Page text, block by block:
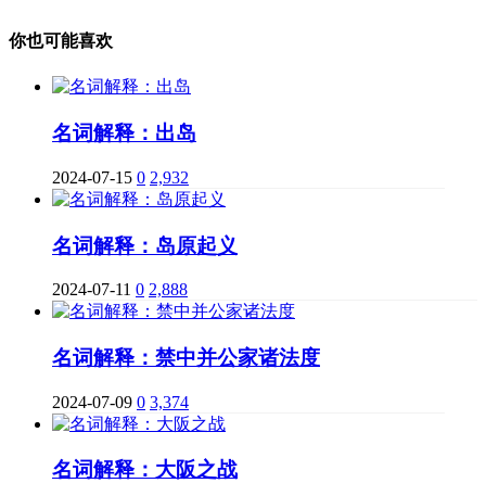
你也可能喜欢
名词解释：出岛
2024-07-15 0 2,932
名词解释：岛原起义
2024-07-11 0 2,888
名词解释：禁中并公家诸法度
2024-07-09 0 3,374
名词解释：大阪之战